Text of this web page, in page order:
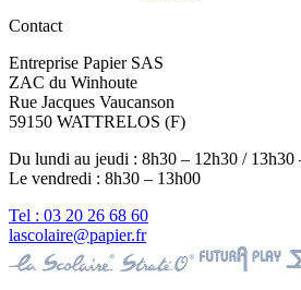
Contact
Entreprise Papier SAS
ZAC du Winhoute
Rue Jacques Vaucanson
59150 WATTRELOS (F)
Du lundi au jeudi : 8h30 – 12h30 / 13h30
Le vendredi : 8h30 – 13h00
Tel : 03 20 26 68 60
lascolaire@papier.fr